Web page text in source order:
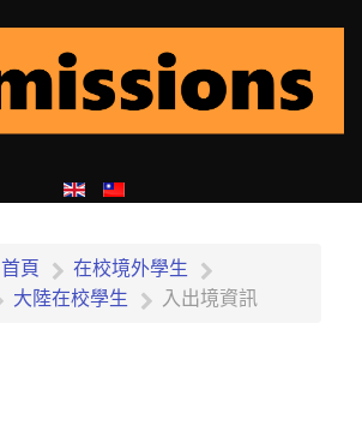
首頁
在校境外學生
大陸在校學生 入出境資訊